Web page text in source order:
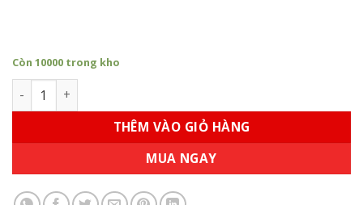
Còn 10000 trong kho
Tạo Nên Sự Tinh Tế Và Trọng Đại Với Hoa Cài Áo Đại Biểu
THÊM VÀO GIỎ HÀNG
MUA NGAY